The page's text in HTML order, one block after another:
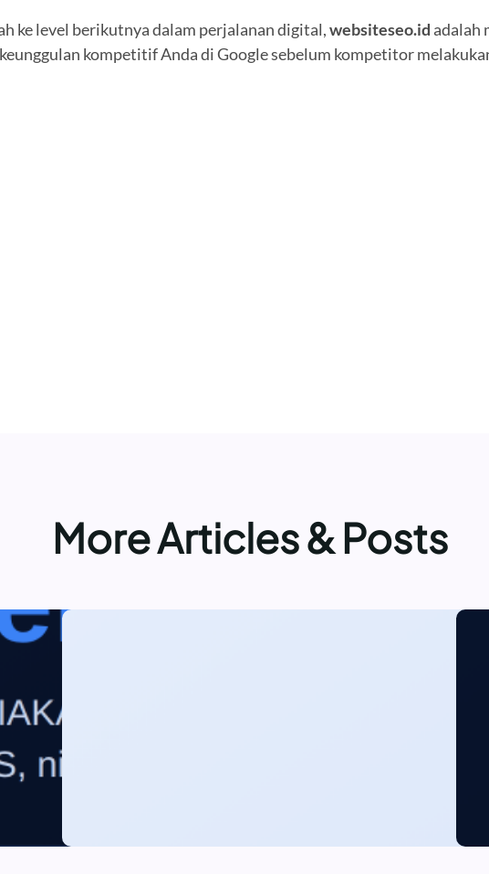
ke level berikutnya dalam perjalanan digital,websiteseo.id adalah
kompetitif Anda di Google sebelum kompetitor
More Articles & Posts